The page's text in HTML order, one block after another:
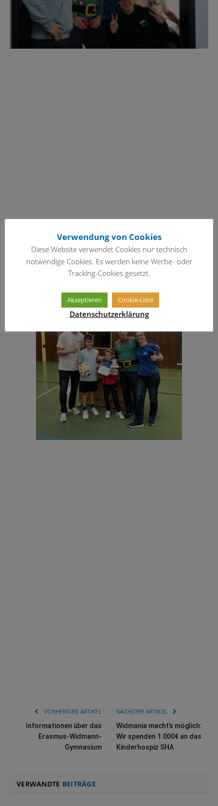
VORHERIGER ARTIKEL
Informationen über das
Erasmus-Widmann-
Gymnasium
NÄCHSTER ARTIKEL
Widmania macht’s möglich:
Wir spenden 1.000€ an das
Kinderhospiz SHA
VERWANDTE BEITRÄGE
Verwendung von Cookies
Diese Website verwendet Cookies nur technisch
notwendige Cookies. Es werden keine Werbe- oder
Tracking-Cookies gesetzt.
Akzeptieren Cookie-Liste
Datenschutzerklärung